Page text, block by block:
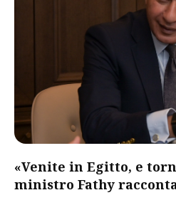
«Venite in Egitto, e
ministro Fathy